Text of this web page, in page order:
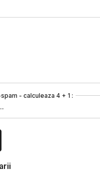
- calculeaza 4 + 1 :